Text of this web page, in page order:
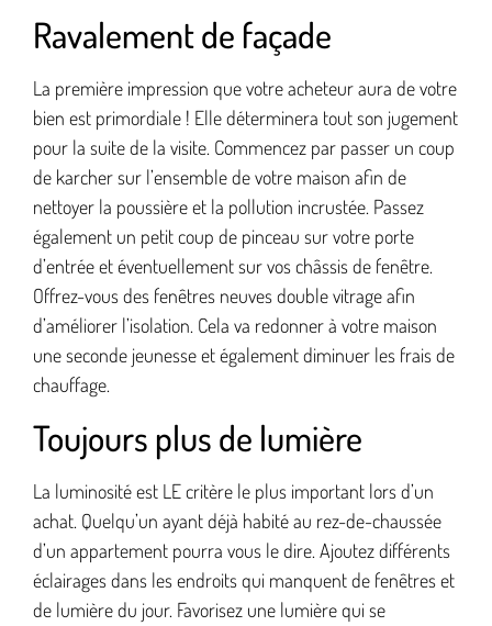
Ravalement de façade
La première impression que votre acheteur aura de votre
bien est primordiale ! Elle déterminera tout son jugement
pour la suite de la visite. Commencez par passer un coup
de karcher sur l’ensemble de votre maison afin de
nettoyer la poussière et la pollution incrustée. Passez
également un petit coup de pinceau sur votre porte
d’entrée et éventuellement sur vos châssis de fenêtre.
Offrez-vous des fenêtres neuves double vitrage afin
d’améliorer l’isolation. Cela va redonner à votre maison
une seconde jeunesse et également diminuer les frais de
chauffage.
Toujours plus de lumière
La luminosité est LE critère le plus important lors d’un
achat. Quelqu’un ayant déjà habité au rez-de-chaussée
d’un appartement pourra vous le dire. Ajoutez différents
éclairages dans les endroits qui manquent de fenêtres et
de lumière du jour. Favorisez une lumière qui se